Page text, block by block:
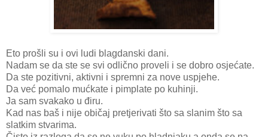
Eto prošli su i ovi ludi blagdanski dani.
Nadam se da ste se svi odlično proveli i se dobro osjećate.
Da ste pozitivni, aktivni i spremni za nove uspjehe.
Da već pomalo mućkate i pimplate po kuhinji.
Ja sam svakako u điru.
Kad nas baš i nije običaj pretjerivati što sa slanim što sa
slatkim stvarima.